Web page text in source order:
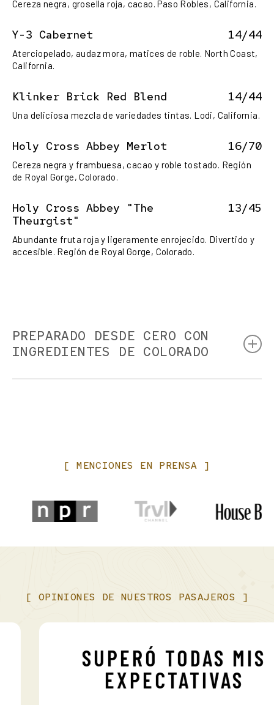
Cereza negra, grosella roja, cacao. Paso Robles, California.
Y-3 Cabernet 14/44
Aterciopelado, audaz mora, matices de roble. North Coast,
California.
Klinker Brick Red Blend 14/44
Una deliciosa mezcla de variedades tintas. Lodi, California.
Holy Cross Abbey Merlot 16/70
Cereza negra y frambuesa, cacao y roble tostado. Región
de Royal Gorge, Colorado.
Holy Cross Abbey "The
Theurgist"
13/45
Abundante fruta roja y ligeramente enrojecido. Divertido y
accesible. Región de Royal Gorge, Colorado.
PREPARADO DESDE CERO CON
INGREDIENTES DE COLORADO
dietética especial o alergia, incluida la intolerancia al
gluten. Hacemos todo lo posible para adaptarnos a las
carnes, aves, pescados, mariscos o huevos crudos o poco
cocinados puede aumentar el riesgo de enfermedades
[ MENCIONES EN PRENSA ]
[ OPINIONES DE NUESTROS PASAJEROS ]
SUPERÓ TODAS
EXPECTATIVAS